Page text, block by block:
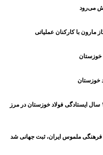
می‌رود
با کارکنان عملیاتی
خوزستان
خوزستان
از چرخ‌دنده‌های صنعت تا مسیر عشق؛ ۱۰ سال ایستادگی فولاد خوزستان در مرز
فرهنگی ملموس ایران، ثبت جهانی شد